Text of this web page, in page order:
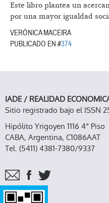
Este libro plantea un
por una mayor igualdad
VERÓNICA MACEIRA
PUBLICADO EN #374
IADE / REALIDAD
Sitio registrado bajo el ISSN
Hipólito Yrigoyen 1116 4° Piso
CABA, Argentina, C1086AAT
Tel. (5411) 4381-7380/9337